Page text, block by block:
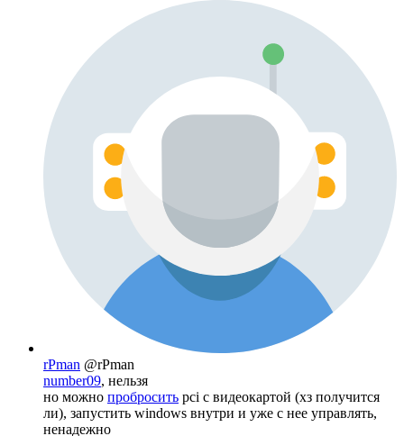
rPman @rPman
number09, нельзя
но можно пробросить pci с видеокартой (хз получится
ли), запустить windows внутри и уже с нее управлять,
ненадежно